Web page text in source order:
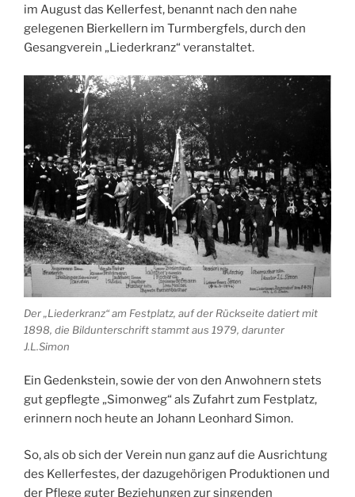
im August das Kellerfest, benannt nach den nahe
gelegenen Bierkellern im Turmbergfels, durch den
Gesangverein „Liederkranz“ veranstaltet.
Der „Liederkranz“ am Festplatz, auf der Rückseite datiert mit
1898, die Bildunterschrift stammt aus 1979, darunter
J.L.Simon
Ein Gedenkstein, sowie der von den Anwohnern stets
gut gepflegte „Simonweg“ als Zufahrt zum Festplatz,
erinnern noch heute an Johann Leonhard Simon.
So, als ob sich der Verein nun ganz auf die Ausrichtung
des Kellerfestes, der dazugehörigen Produktionen und
der Pflege guter Beziehungen zur singenden